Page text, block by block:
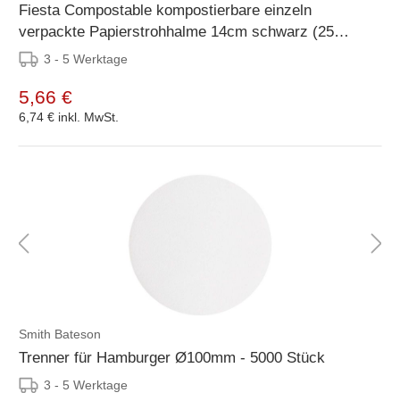
Fiesta Compostable kompostierbare einzeln
verpackte Papierstrohhalme 14cm schwarz (25
Stück)3 - 5 Werktage
5,66 €
6,74 € inkl. MwSt.
Smith Bateson
Trenner für Hamburger Ø100mm - 5000 Stück
3 - 5 Werktage